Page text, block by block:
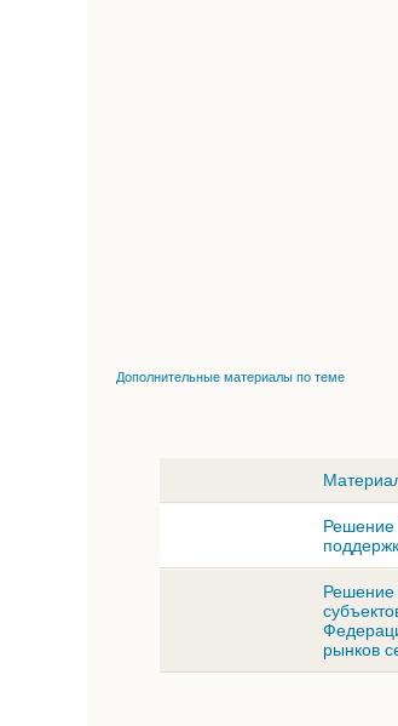
Дополнительные материалы по теме
Решение
Решение
рынков